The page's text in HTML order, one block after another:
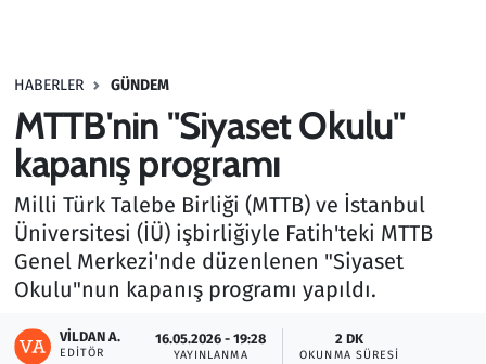
HABERLER GÜNDEM
MTTB'nin "Siyaset Okulu"
kapanış programı
Milli Türk Talebe Birliği (MTTB) ve İstanbul
Üniversitesi (İÜ) işbirliğiyle Fatih'teki MTTB
Genel Merkezi'nde düzenlenen "Siyaset
Okulu"nun kapanış programı yapıldı.
VILDAN A.
EDITÖR
16.05.2026 - 19:28
YAYINLANMA
2 DK
OKUNMA SÜRESI
Haber
Kurumsal Haberler
Lezzet Durağı